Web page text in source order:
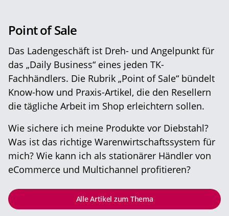
Point of Sale
Das Ladengeschäft ist Dreh- und Angelpunkt für
das „Daily Business“ eines jeden TK-
Fachhändlers. Die Rubrik „Point of Sale“ bündelt
Know-how und Praxis-Artikel, die den Resellern
die tägliche Arbeit im Shop erleichtern sollen.
Wie sichere ich meine Produkte vor Diebstahl?
Was ist das richtige Warenwirtschaftssystem für
mich? Wie kann ich als stationärer Händler von
eCommerce und Multichannel profitieren?
Alle Artikel zum Thema